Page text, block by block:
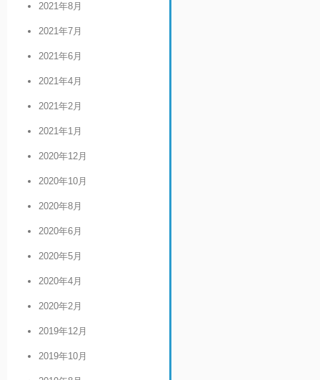
2021年8月
2021年7月
2021年6月
2021年4月
2021年2月
2021年1月
2020年12月
2020年10月
2020年8月
2020年6月
2020年5月
2020年4月
2020年2月
2019年12月
2019年10月